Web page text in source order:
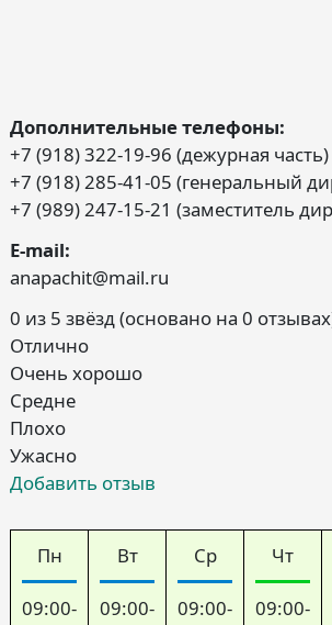
Дополнительные телефоны:
+7 (918) 322-19-96 (дежурная часть)
+7 (918) 285-41-05 (генеральный
+7 (989) 247-15-21 (заместитель
E-mail:
anapachit@mail.ru
0 из 5 звёзд (основано на 0
Отлично
Очень хорошо
Средне
Плохо
Ужасно
Добавить отзыв
Пн
09:00-
Вт
09:00-
Ср
09:00-
Чт
09:00-